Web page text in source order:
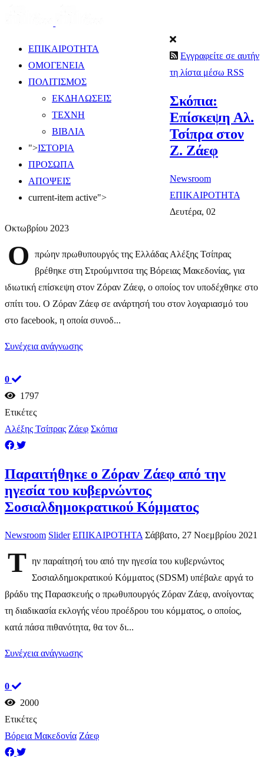
ΕΠΙΚΑΙΡΟΤΗΤΑ
ΟΜΟΓΕΝΕΙΑ
ΠΟΛΙΤΙΣΜΟΣ
ΕΚΔΗΛΩΣΕΙΣ
ΤΕΧΝΗ
ΒΙΒΛΙΑ
">ΙΣΤΟΡΙΑ
ΠΡΟΣΩΠΑ
ΑΠΟΨΕΙΣ
current-item active">
Εγγραφείτε σε αυτήν
τη λίστα μέσω RSS
Σκόπια:
Επίσκεψη Αλ.
Τσίπρα στον
Ζ. Ζάεφ
Newsroom
ΕΠΙΚΑΙΡΟΤΗΤΑ
Δευτέρα, 02
Οκτωβρίου 2023
Ο
πρώην πρωθυπουργός της Ελλάδας Αλέξης Τσίπρας
βρέθηκε στη Στρούμνιτσα της Βόρειας Μακεδονίας, για
ιδιωτική επίσκεψη στον Ζόραν Ζάεφ, ο οποίος τον υποδέχθηκε στο
σπίτι του. Ο Ζόραν Ζάεφ σε ανάρτησή του στον λογαριασμό του
στο facebook, η οποία συνοδ...
Συνέχεια ανάγνωσης
0
1797
Ετικέτες
Αλέξης Τσίπρας Ζάεφ Σκόπια
Παραιτήθηκε ο Ζόραν Ζάεφ από την
ηγεσία του κυβερνώντος
Σοσιαλδημοκρατικού Κόμματος
Newsroom Slider ΕΠΙΚΑΙΡΟΤΗΤΑ Σάββατο, 27 Νοεμβρίου 2021
Τ ην παραίτησή του από την ηγεσία του κυβερνώντος
Σοσιαλδημοκρατικού Κόμματος (SDSM) υπέβαλε αργά το
βράδυ της Παρασκευής ο πρωθυπουργός Ζόραν Ζάεφ, ανοίγοντας
τη διαδικασία εκλογής νέου προέδρου του κόμματος, ο οποίος,
κατά πάσα πιθανότητα, θα τον δι...
Συνέχεια ανάγνωσης
0
2000
Ετικέτες
Βόρεια Μακεδονία Ζάεφ